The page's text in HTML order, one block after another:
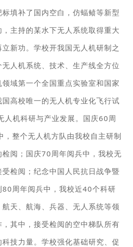
填补了国内空白，仿蝠鲼等新型
主持的某水下无人系统取得重大
新功。学校开我国无人机研制之
人机系统、技术、生产线全方位
域第一个全国重点实验室和国家
高校唯一的无人机专业化飞行试
人机科研与产业发展。国庆60周
整个无人机方队由我校自主研制
阅；国庆70周年阅兵中，我校无
检阅；纪念中国人民抗日战争暨
周年阅兵中，我校近40个科研
天、航海、兵器、无人系统等领
其中，接受检阅的空中梯队所有
技力量。学校强化基础研究、促